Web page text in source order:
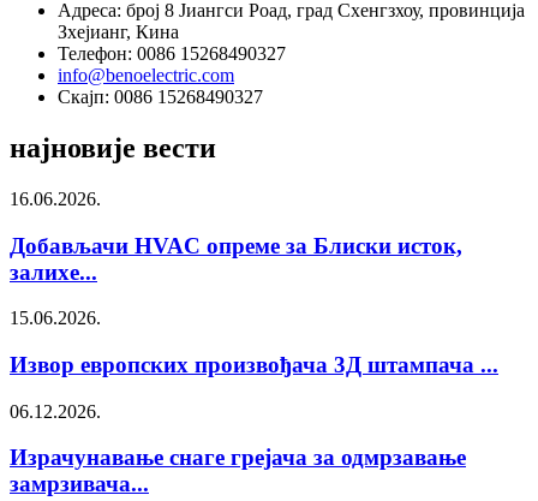
Адреса: број 8 Јиангси Роад, град Схенгзхоу, провинција
Зхејианг, Кина
Телефон: 0086 15268490327
info@benoelectric.com
Скајп: 0086 15268490327
најновије вести
16.06.2026.
Добављачи HVAC опреме за Блиски исток,
залихе...
15.06.2026.
Извор европских произвођача 3Д штампача ...
06.12.2026.
Израчунавање снаге грејача за одмрзавање
замрзивача...